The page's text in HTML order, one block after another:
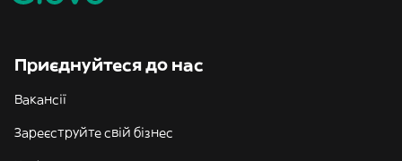
Приєднуйтеся до нас
Вакансії
Зареєструйте свій бізнес